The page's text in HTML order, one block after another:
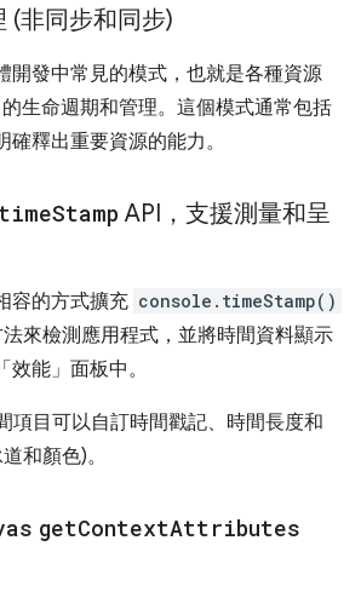
(非同步和同步)
開發中常見的模式，也就是各種資源
生命週期和管理。這個模式通常包括
釋出重要資源的能力。
timeStamp API，支援測量和呈
容的方式擴充 console.timeStamp()
來檢測應用程式，並將時間資料顯示
能」面板中。
項目可以自訂時間戳記、時間長度和
和顏色)。
getContextAttributes